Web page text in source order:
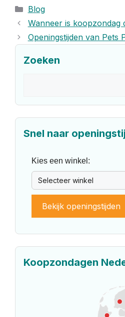
Categorieën
Blog
Wanneer is koopzondag
Openingstijden van Pets
Zoeken
Snel naar
Kies een winkel:
Bekijk openingstijden
Koopzondagen